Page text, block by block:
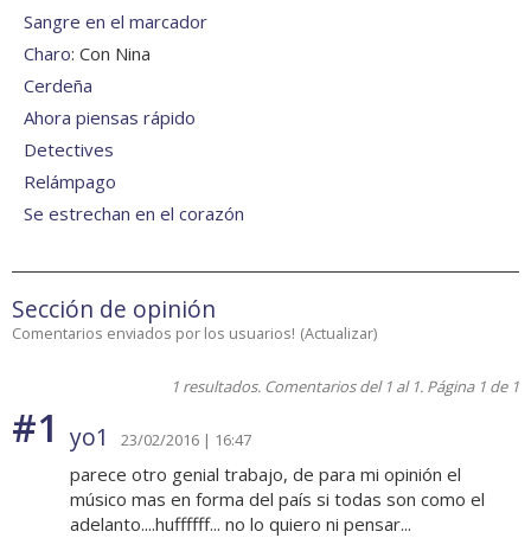
Sangre en el marcador
Charo: Con Nina
Cerdeña
Ahora piensas rápido
Detectives
Relámpago
Se estrechan en el corazón
Sección de opinión
Comentarios enviados por los usuarios! (Actualizar)
1 resultados. Comentarios del 1 al 1. Página 1 de 1
#1 yo1 23/02/2016 | 16:47
parece otro genial trabajo, de para mi opinión el
músico mas en forma del país si todas son como el
adelanto....huffffff... no lo quiero ni pensar...